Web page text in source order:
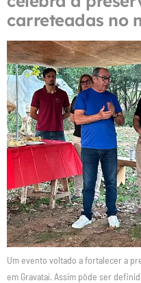
carreteadas no
Um evento voltado a fortalecer a
em Gravataí. Assim pôde ser